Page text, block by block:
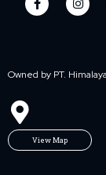
Owned by PT.
View Map